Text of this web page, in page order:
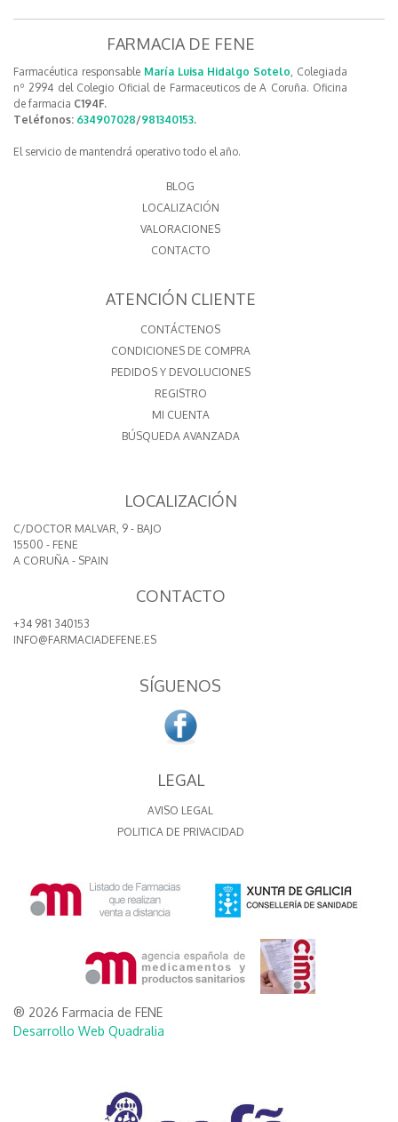
FARMACIA DE FENE
Farmacéutica responsable María Luisa Hidalgo Sotelo , Colegiada
nº 2994 del Colegio Oficial de Farmaceuticos de A Coruña. Oficina
de farmacia C194F.
Teléfonos: 634907028/981340153.
El servicio de mantendrá operativo todo el año.
BLOG
LOCALIZACIÓN
VALORACIONES
CONTACTO
ATENCIÓN CLIENTE
CONTÁCTENOS
CONDICIONES DE COMPRA
PEDIDOS Y DEVOLUCIONES
REGISTRO
MI CUENTA
BÚSQUEDA AVANZADA
LOCALIZACIÓN
C/DOCTOR MALVAR, 9 - BAJO
15500 - FENE
A CORUÑA - SPAIN
CONTACTO
+34 981 340153
INFO@FARMACIADEFENE.ES
SÍGUENOS
LEGAL
AVISO LEGAL
POLITICA DE PRIVACIDAD
® 2026 Farmacia de FENE
Desarrollo Web Quadralia